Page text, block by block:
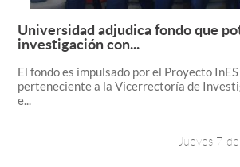
Universidad adjudica fondo que
investigación con...
El fondo es impulsado por el Proyecto
perteneciente a la Vicerrectoría de
e...
Jueves 7